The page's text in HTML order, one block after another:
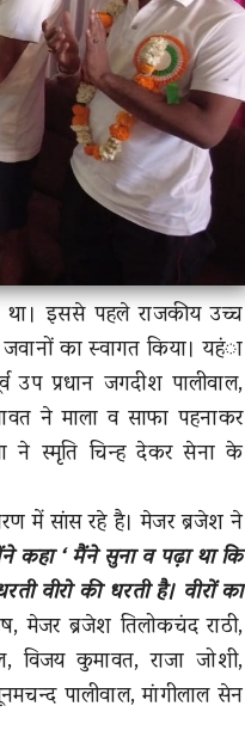
था। इससे पहले राजकीय उच्च
का स्वागत किया। यहंा
उप प्रधान जगदीश पालीवाल,
ने माला व साफा पहनाकर
ने स्मृति चिन्ह देकर सेना के
में सांस रहे है। मेजर ब्रजेश ने
कहा ‘ मैंने सुना व पढ़ा था कि
वीरो की धरती है। वीरों का
मेजर ब्रजेश तिलोकचंद राठी,
विजय कुमावत, राजा जोशी,
पालीवाल, मांगीलाल सेन